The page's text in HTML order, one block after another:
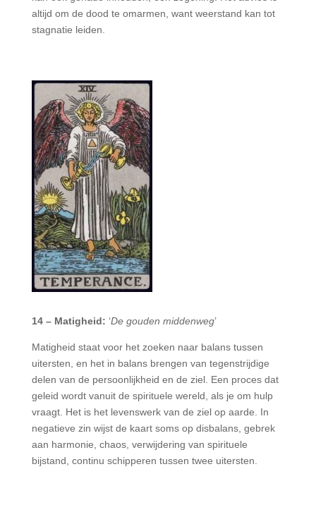
altijd om de dood te omarmen, want weerstand kan tot
stagnatie leiden.
14 – Matigheid: ‘De gouden middenweg’
Matigheid staat voor het zoeken naar balans tussen
uitersten, en het in balans brengen van tegenstrijdige
delen van de persoonlijkheid en de ziel. Een proces dat
geleid wordt vanuit de spirituele wereld, als je om hulp
vraagt. Het is het levenswerk van de ziel op aarde. In
negatieve zin wijst de kaart soms op disbalans, gebrek
aan harmonie, chaos, verwijdering van spirituele
bijstand, continu schipperen tussen twee uitersten.